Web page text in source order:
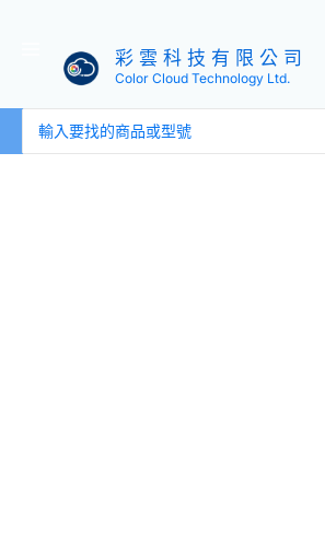
彩 雲 科 技 有 限 公 司
Color Cloud Technology Ltd.
尋：